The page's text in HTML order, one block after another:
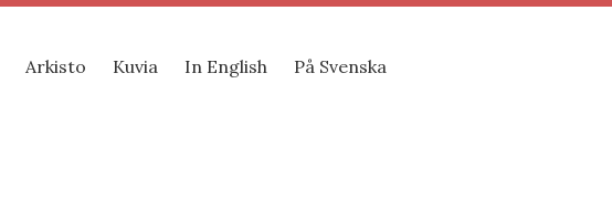
Arkisto Kuvia In English På Svenska